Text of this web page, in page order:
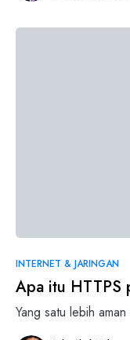
INTERNET & JARINGAN
Apa itu HTTPS
Yang satu lebih